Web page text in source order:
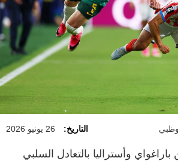
التاريخ: 26 يونيو 2026
باراغواي وأستراليا بالتعادل السلبي